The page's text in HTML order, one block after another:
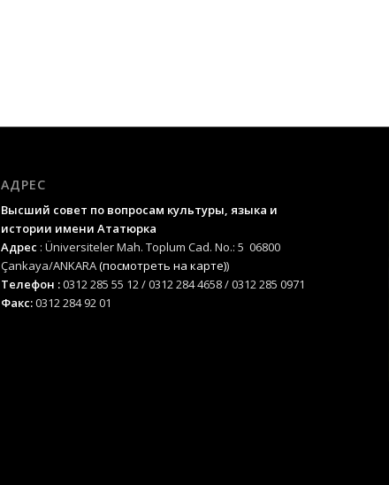
АДРЕС
Высший совет по вопросам культуры, языка и
истории имени Ататюрка
Адрес : Üniversiteler Mah. Toplum Cad. No.: 5 06800
Çankaya/ANKARA(посмотреть на карте))
Телефон :0312 285 55 12 / 0312 284 4658 / 0312 285 0971
Факс:0312 284 92 01